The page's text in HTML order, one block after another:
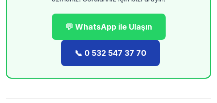
💬 WhatsApp ile Ulaşın
📞 0 532 547 37 70